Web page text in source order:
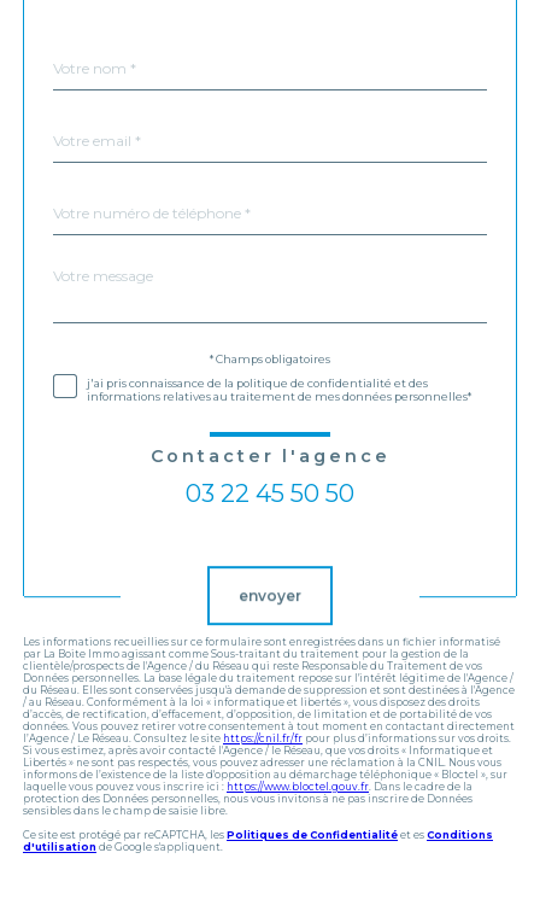
par
*
*
*
Fieldset
Message
*
* Champs obligatoires
j'ai pris connaissance de la politique de confidentialité et des
informations relatives au traitement de mes données personnelles*
Contacter l'agence
03 22 45 50 50
envoyer
Les informations recueillies sur ce formulaire sont enregistrées dans un fichier informatisé
par La Boite Immo agissant comme Sous-traitant du traitement pour la gestion de la
clientèle/prospects de l'Agence / du Réseau qui reste Responsable du Traitement de vos
Données personnelles. La base légale du traitement repose sur l'intérêt légitime de l'Agence /
du Réseau. Elles sont conservées jusqu'à demande de suppression et sont destinées à l'Agence
/ au Réseau. Conformément à la loi « informatique et libertés », vous disposez des droits
d’accès, de rectification, d’effacement, d’opposition, de limitation et de portabilité de vos
données. Vous pouvez retirer votre consentement à tout moment en contactant directement
l’Agence / Le Réseau. Consultez le site https://cnil.fr/fr pour plus d’informations sur vos droits.
Si vous estimez, après avoir contacté l'Agence / le Réseau, que vos droits « Informatique et
Libertés » ne sont pas respectés, vous pouvez adresser une réclamation à la CNIL. Nous vous
informons de l’existence de la liste d'opposition au démarchage téléphonique « Bloctel », sur
laquelle vous pouvez vous inscrire ici : https://www.bloctel.gouv.fr. Dans le cadre de la
protection des Données personnelles, nous vous invitons à ne pas inscrire de Données
sensibles dans le champ de saisie libre.
Ce site est protégé par reCAPTCHA, les Politiques de Confidentialité et es Conditions
d'utilisation de Google s'appliquent.